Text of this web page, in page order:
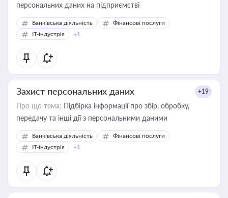
персональних даних на підприємстві
Банківська діяльність
Фінансові послуги
IT-індустрія
+1
Захист персональних даних +19
Про що тема: Підбірка інформації про збір, обробку,
передачу та інші дії з персональними даними
Банківська діяльність
Фінансові послуги
IT-індустрія
+1